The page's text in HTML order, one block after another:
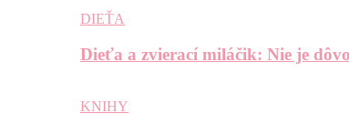
DIEŤA
Dieťa a zvierací miláčik: Nie je
KNIHY